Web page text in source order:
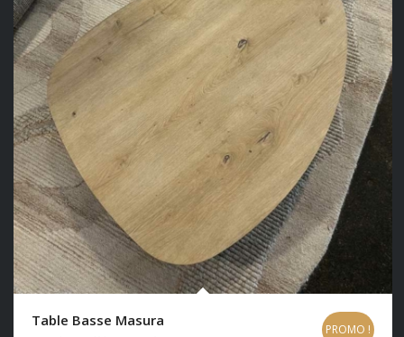
Table Basse Masura
PROMO !